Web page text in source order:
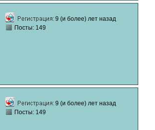
9 (и более) лет назад
Посты: 149
9 (и более) лет назад
Посты: 149